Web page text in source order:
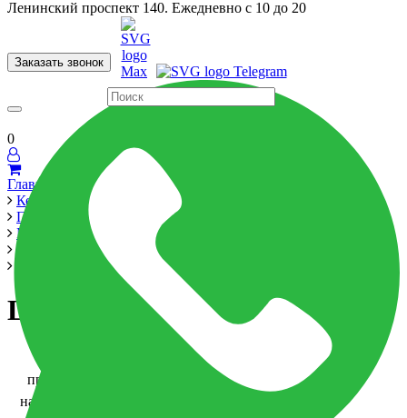
Ленинский проспект 140. Ежедневно с 10 до 20
Заказать звонок
60x120 60x60 Для ванной Для кухни
0
Главная
Керамика
Производители
Marazen
Lakme 5мм
при оплате
наличными в